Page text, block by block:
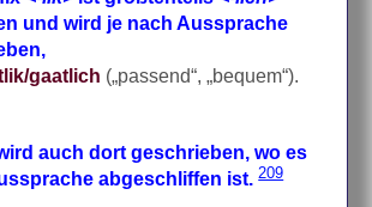
und wird je nach Aussprache
gaatlich („passend“, „bequem“).
auch dort geschrieben, wo es
abgeschliffen ist. 209